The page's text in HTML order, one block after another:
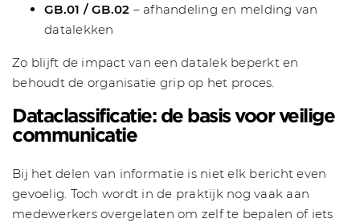
GB.01 / GB.02 – afhandeling en melding van
datalekken
Zo blijft de impact van een datalek beperkt en
behoudt de organisatie grip op het proces.
Dataclassificatie: de basis voor veilige
communicatie
Bij het delen van informatie is niet elk bericht even
gevoelig. Toch wordt in de praktijk nog vaak aan
medewerkers overgelaten om zelf te bepalen of iets